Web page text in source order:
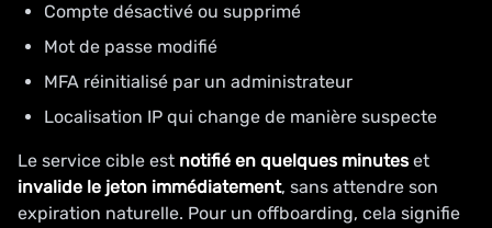
Compte désactivé ou supprimé
Mot de passe modifié
MFA réinitialisé par un administrateur
Localisation IP qui change de manière suspecte
Le service cible est notifié en quelques minuteset
invalide le jeton immédiatement, sans attendre son
expiration naturelle. Pour un offboarding, cela signifie